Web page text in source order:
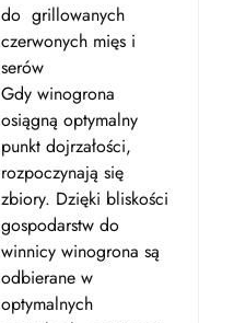
do grillowanych
czerwonych mięs i
serów
Gdy winogrona
osiągną optymalny
punkt dojrzałości,
rozpoczynają się
zbiory. Dzięki bliskości
gospodarstw do
winnicy winogrona są
odbierane w
optymalnych